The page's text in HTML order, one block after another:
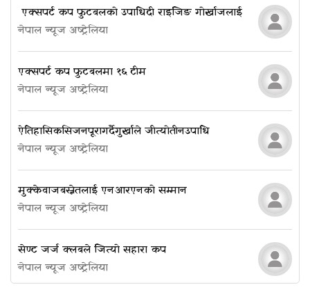
​​​​​​​ एक्सपर्ट कप फुटबलको उपाधि दी राइजिङ गोर्खाजलाई
नेपाल न्यूज अष्ट्रेलिया
एक्सपर्ट कप फुटबलमा १६ टीम
नेपाल न्यूज अष्ट्रेलिया
ऐतिहासिक सिजन पूरा गर्दै गुर्खाले जीत्यो तीन उपाधि
नेपाल न्यूज अष्ट्रेलिया
मुक्केवाज बस्नेतलाई एनआरएनको सम्मान
नेपाल न्यूज अष्ट्रेलिया
सेण्ट जर्ज क्लबले जित्यो सहारा कप
नेपाल न्यूज अष्ट्रेलिया